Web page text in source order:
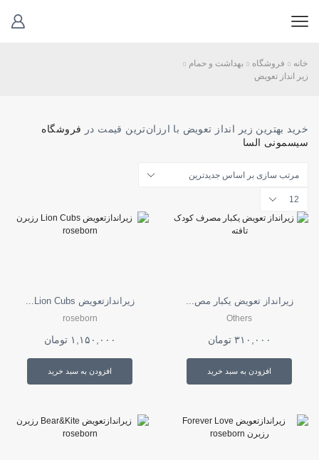
خانه فروشگاه
بهداشت و حمام
زیر انداز تعویض
خرید بهترین زیر انداز تعویض با ارزان‌ترین قیمت در فروشگاه
سیسمونی السا
در
زیرانداز تعویض یکبار مص...
Others
۳۱۰,۰۰۰ تومان
افزودن به سبد خرید
زیراندازتعویض Lion Cubs...
roseborn
۱,۱۵۰,۰۰۰ تومان
افزودن به سبد خرید